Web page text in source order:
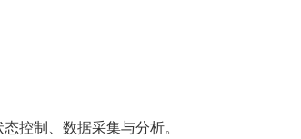
控制、数据采集与分析。